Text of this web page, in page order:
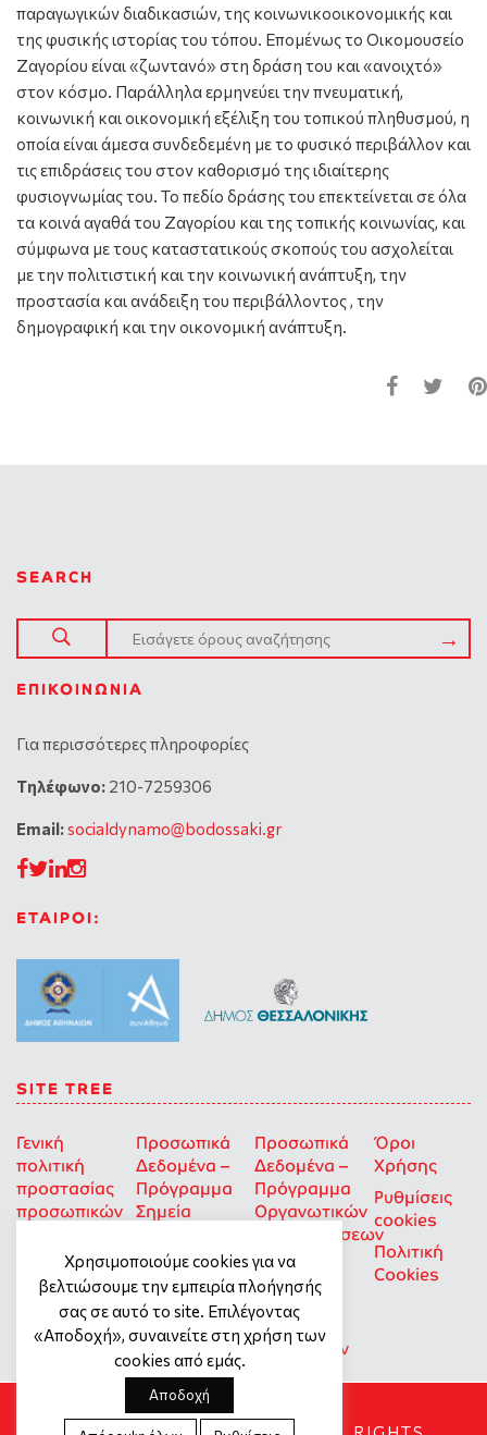
παραγωγικών διαδικασιών, της κοινωνικοοικονομικής και
της φυσικής ιστορίας του τόπου. Επομένως το Οικομουσείο
Ζαγορίου είναι «ζωντανό» στη δράση του και «ανοιχτό»
στον κόσμο. Παράλληλα ερμηνεύει την πνευματική,
κοινωνική και οικονομική εξέλιξη του τοπικού πληθυσμού, η
οποία είναι άμεσα συνδεδεμένη με το φυσικό περιβάλλον και
τις επιδράσεις του στον καθορισμό της ιδιαίτερης
φυσιογνωμίας του. Το πεδίο δράσης του επεκτείνεται σε όλα
τα κοινά αγαθά του Ζαγορίου και της τοπικής κοινωνίας, και
σύμφωνα με τους καταστατικούς σκοπούς του ασχολείται
με την πολιτιστική και την κοινωνική ανάπτυξη, την
προστασία και ανάδειξη του περιβάλλοντος , την
δημογραφική και την οικονομική ανάπτυξη.
SEARCH
ΕΠΙΚΟΙΝΩΝΊΑ
Για περισσότερες πληροφορίες
Tηλέφωνο: 210-7259306
Email:socialdynamo@bodossaki.gr
ΕΤΑΙΡΟΙ:
SITE TREE
Γενική
πολιτική
προστασίας
προσωπικών
Προσωπικά
Δεδομένα –
Πρόγραμμα
Σημεία
Προσωπικά
Δεδομένα –
Πρόγραμμα
Οργανωτικών
Επιχορηγήσεων
για Οκοιπ
που δρουν
Ισότητα
των Φύλων
Όροι
Χρήσης
Ρυθμίσεις
cookies
Πολιτική
Cookies
Χρησιμοποιούμε cookies για να
βελτιώσουμε την εμπειρία πλοήγησής
σας σε αυτό το site. Επιλέγοντας
«Αποδοχή», συναινείτε στη χρήση των
cookies από εμάς.
Αποδοχή